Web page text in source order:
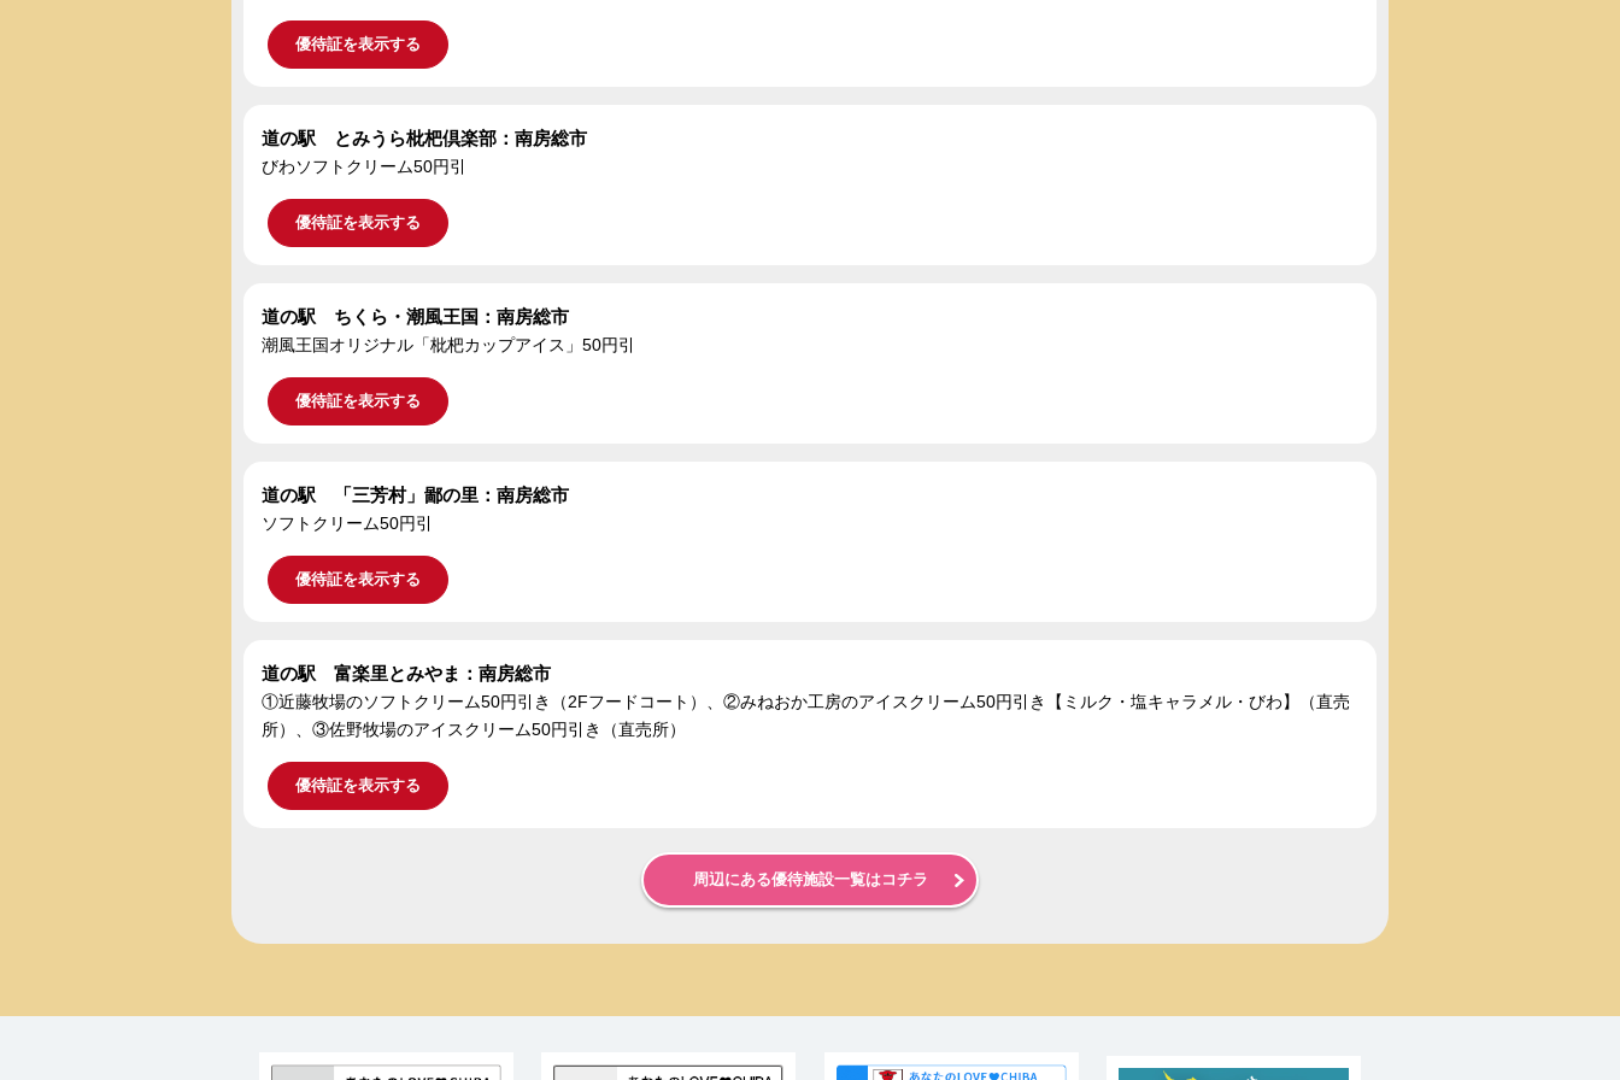
優待証を表示する
道の駅 とみうら枇杷倶楽部：南房総市
びわソフトクリーム50円引
優待証を表示する
道の駅 ちくら・潮風王国：南房総市
潮風王国オリジナル「枇杷カップアイス」50円引
優待証を表示する
道の駅 「三芳村」鄙の里：南房総市
ソフトクリーム50円引
優待証を表示する
道の駅 富楽里とみやま：南房総市
①近藤牧場のソフトクリーム50円引き（2Fフードコート）、②みねおか工房のアイスクリーム50円引き【ミルク・塩キャラメル・びわ】（直売
所）、③佐野牧場のアイスクリーム50円引き（直売所）
優待証を表示する
周辺にある優待施設一覧はコチラ